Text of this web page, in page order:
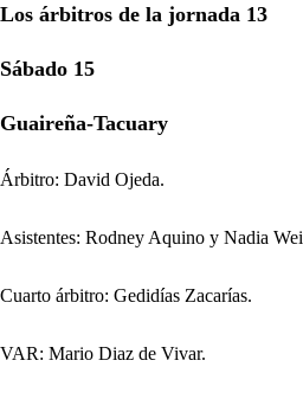
Los árbitros de la jornada 13
Sábado 15
Guaireña-Tacuary
Árbitro: David Ojeda.
Asistentes: Rodney Aquino y Nadia
Cuarto árbitro: Gedidías Zacarías.
VAR: Mario Diaz de Vivar.